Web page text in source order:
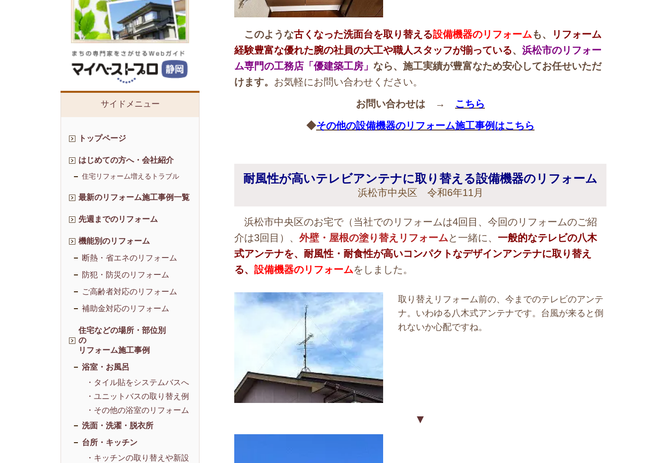
このような古くなった洗面台を取り替える設備機器のリフォームも、
リフォーム
経験豊富な優れた腕の社員の大工や職人スタッフが揃っている、 浜松市のリフォー
ム専門の工務店「優建築工房」 なら、施工実績が豊富なため安心してお任せいただ
けます。 お気軽にお問い合わせください。
お問い合わせは → こちら
◆その他の設備機器のリフォーム施工事例はこちら
耐風性が高いテレビアンテナに取り替える設備機器のリフォーム
浜松市中央区 令和6年11月
浜松市中央区のお宅で（当社でのリフォームは4回目、今回のリフォームのご紹
介は3回目）、 外壁・屋根の塗り替えリフォームと一緒に、 一般的なテレビの八木
式アンテナを、耐風性・耐食性が高いコンパクトなデザインアンテナに取り替え
る、 設備機器のリフォームをしました。
取り替えリフォーム前の、今までのテレビのアンテ
ナ。いわゆる八木式アンテナです。台風が来ると倒
れないか心配ですね。
▼
サイドメニュー
トップページ
はじめての方へ・会社紹介
住宅リフォーム増えるトラブル
最新のリフォーム施工事例一覧
先週までのリフォーム
機能別のリフォーム
断熱・省エネのリフォーム
防犯・防災のリフォーム
ご高齢者対応のリフォーム
補助金対応のリフォーム
住宅などの場所・部位別
の
リフォーム施工事例
浴室・お風呂
・タイル貼をシステムバスへ
・ユニットバスの取り替え例
・その他の浴室のリフォーム
洗面・洗濯・脱衣所
台所・キッチン
・キッチンの取り替えや新設